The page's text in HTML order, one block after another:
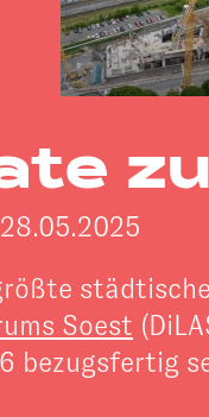
Soest
bezugsfertig